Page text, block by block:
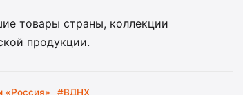
товары страны, коллекции
продукции.
«Россия» #ВДНХ